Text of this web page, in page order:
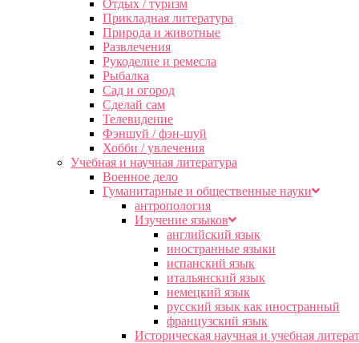
Отдых / туризм
Прикладная литература
Природа и животные
Развлечения
Рукоделие и ремесла
Рыбалка
Сад и огород
Сделай сам
Телевидение
Фэншуй / фэн-шуй
Хобби / увлечения
Учебная и научная литература
Военное дело
Гуманитарные и общественные науки
антропология
Изучение языков
английский язык
иностранные языки
испанский язык
итальянский язык
немецкий язык
русский язык как иностранный
французский язык
Историческая научная и учебная